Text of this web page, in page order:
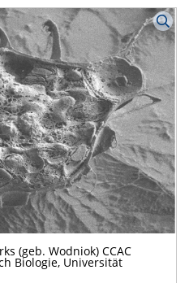
(geb. Wodniok) CCAC
Biologie, Universität